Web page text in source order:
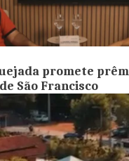
promete
São Francisco